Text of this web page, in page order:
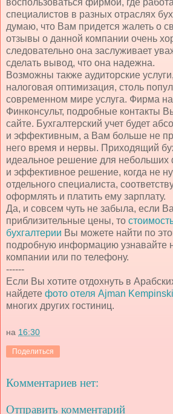
воспользоваться фирмой, где
специалистов в разных отраслях
думаю, что Вам придется жалеть о
отзывы о данной компании очень
следовательно она заслуживает
сделать вывод, что она надежна.
Возможны также аудиторские
налоговая оптимизация, столь
современном мире услуга. Фирма
Финконсульт, подробные контакты
сайте. Бухгалтерский учет будет
и эффективным, а Вам больше не
него время и нервы. Приходящий
идеальное решение для
и эффективное решение, когда не
отдельного специалиста,
оформлять и платить ему зарплату.
Да, и совсем чуть не забыла, если
приблизительные цены, то
бухгалтерии Вы можете найти по
подробную информацию узнавайте
компании или по телефону.
------
Если Вы хотите отдохнуть в
найдете фото отеля Ajman
многих других гостиниц.
на 16:30
Поделиться
Комментариев нет:
Отправить комментарий